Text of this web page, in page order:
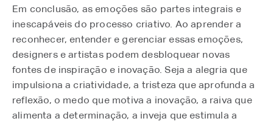
Em conclusão, as emoções são partes integrais e
inescapáveis do processo criativo. Ao aprender a
reconhecer, entender e gerenciar essas emoções,
designers e artistas podem desbloquear novas
fontes de inspiração e inovação. Seja a alegria que
impulsiona a criatividade, a tristeza que aprofunda a
reflexão, o medo que motiva a inovação, a raiva que
alimenta a determinação, a inveja que estimula a